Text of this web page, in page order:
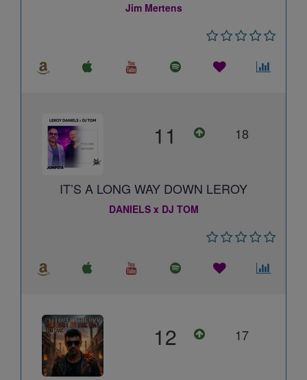
Jim Mertens
11 18
IT’S A LONG WAY DOWN LEROY
DANIELS x DJ TOM
12 17